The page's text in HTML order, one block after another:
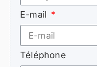
E-mail
Téléphone